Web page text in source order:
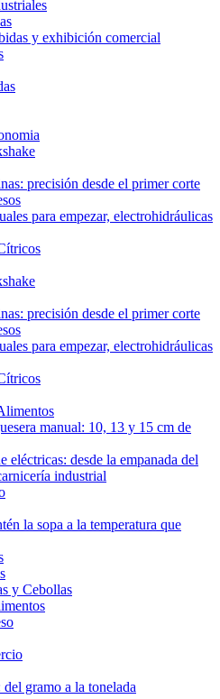
y exhibición comercial
precisión desde el primer corte
para empezar, electrohidráulicas
precisión desde el primer corte
para empezar, electrohidráulicas
manual: 10, 13 y 15 cm de
eléctricas: desde la empanada del
industrial
la sopa a la temperatura que
y Cebollas
gramo a la tonelada